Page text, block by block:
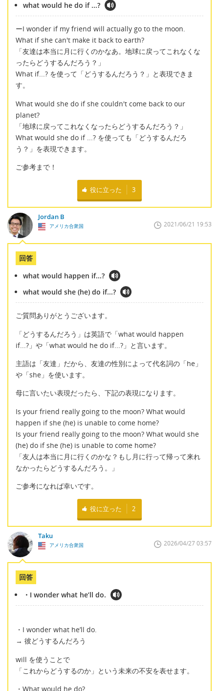
what would he do if ...?
ーI wonder if my friend will actually go to the moon.
What if she can't make it back to earth?
「友達は本当に月に行くのかなあ。地球に戻ってこれなくな
ったらどうするんだろう？」
What if...? を使って「どうするんだろう？」と表現できま
す。
What would she do if she couldn't come back to our
planet?
「地球に戻ってこれなくなったらどうするんだろう？」
What would she do if ...? を使っても「どうするんだろ
う？」を表現できます。
ご参考まで！
役に立った 3
Jordan B
アメリカ合衆国 2021/06/21 19:53
回答
what would happen if...?
what would she (he) do if...?
ご質問ありがとうございます。
「どうするんだろう」は英語で「what would happen
if...?」や「what would he do if...?」と言います。
主語は「友達」だから、友達の性別によって代名詞の「he」
や「she」を使います。
母に言いたい表現だったら、下記の表現になります。
Is your friend really going to the moon? What would
happen if she (he) is unable to come home?
Is your friend really going to the moon? What would she
(he) do if she (he) is unable to come home?
「友人は本当に月に行くのかな？もし月に行って帰って来れ
なかったらどうするんだろう。」
ご参考になれば幸いです。
役に立った 2
Taku
アメリカ合衆国 2026/04/27 03:57
回答
・I wonder what he’ll do.
・I wonder what he’ll do.
→ 彼どうするんだろう
will を使うことで
「これからどうするのか」という未来の不安を表せます。
・What would he do?